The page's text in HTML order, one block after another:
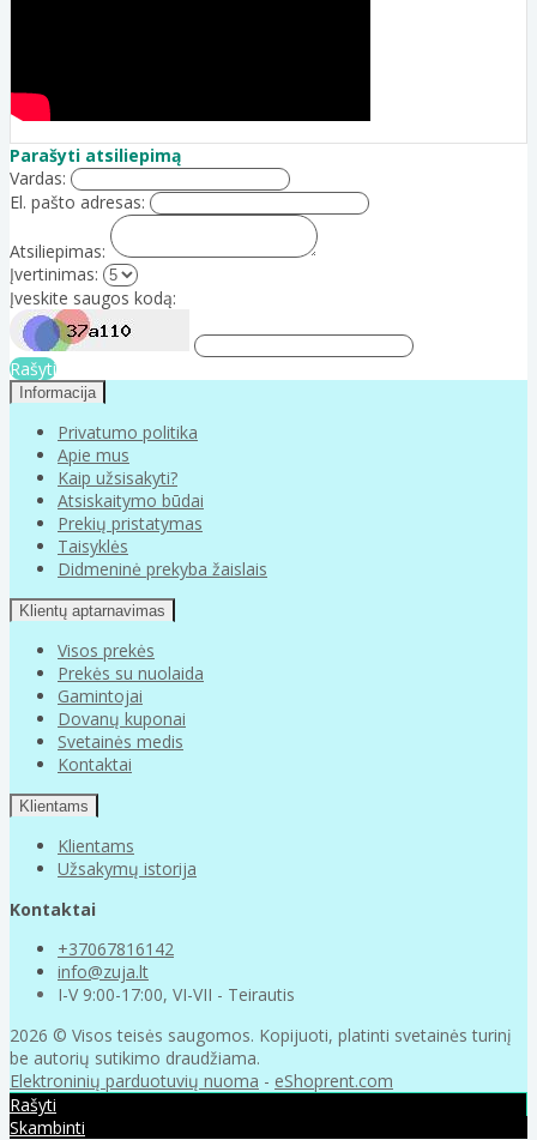
Parašyti atsiliepimą
Vardas:
El. pašto adresas:
Atsiliepimas:
Įvertinimas:
Įveskite saugos kodą:
Rašyti
Informacija
Privatumo politika
Apie mus
Kaip užsisakyti?
Atsiskaitymo būdai
Prekių pristatymas
Taisyklės
Didmeninė prekyba žaislais
Klientų aptarnavimas
Visos prekės
Prekės su nuolaida
Gamintojai
Dovanų kuponai
Svetainės medis
Kontaktai
Klientams
Klientams
Užsakymų istorija
Kontaktai
+37067816142
info@zuja.lt
I-V 9:00-17:00, VI-VII - Teirautis
2026 © Visos teisės saugomos. Kopijuoti, platinti svetainės turinį
be autorių sutikimo draudžiama.
Elektroninių parduotuvių nuoma - eShoprent.com
Rašyti
Skambinti